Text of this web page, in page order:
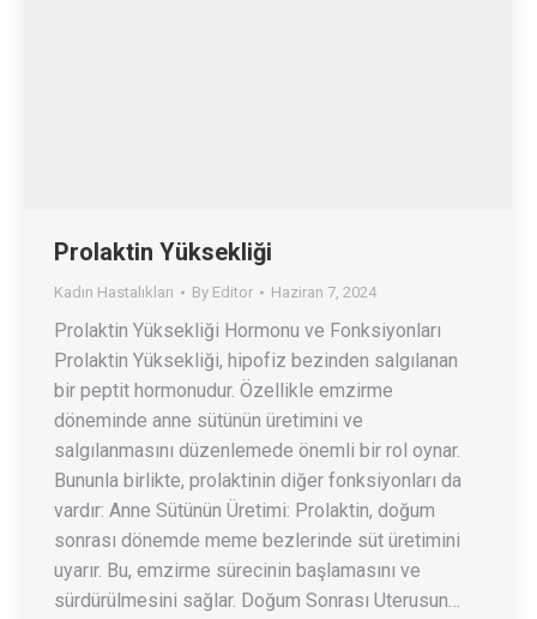
Prolaktin Yüksekliği
Kadın Hastalıkları By Editor Haziran 7, 2024
Prolaktin Yüksekliği Hormonu ve Fonksiyonları
Prolaktin Yüksekliği, hipofiz bezinden salgılanan
bir peptit hormonudur. Özellikle emzirme
döneminde anne sütünün üretimini ve
salgılanmasını düzenlemede önemli bir rol oynar.
Bununla birlikte, prolaktinin diğer fonksiyonları da
vardır: Anne Sütünün Üretimi: Prolaktin, doğum
sonrası dönemde meme bezlerinde süt üretimini
uyarır. Bu, emzirme sürecinin başlamasını ve
sürdürülmesini sağlar. Doğum Sonrası Uterusun…